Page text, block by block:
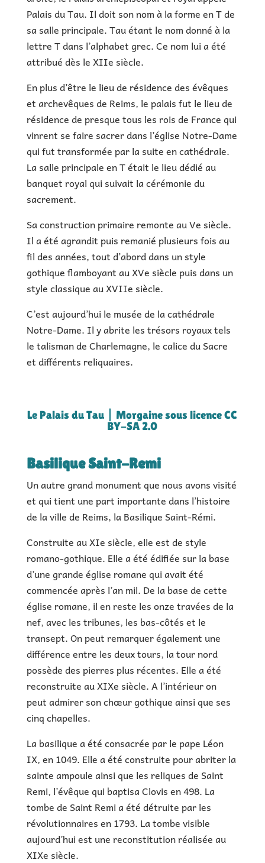
Palais du Tau. Il doit son nom à la forme en T de
sa salle principale. Tau étant le nom donné à la
lettre T dans l’alphabet grec. Ce nom lui a été
attribué dès le XIIe siècle.
En plus d’être le lieu de résidence des évêques
et archevêques de Reims, le palais fut le lieu de
résidence de presque tous les rois de France qui
vinrent se faire sacrer dans l’église Notre-Dame
qui fut transformée par la suite en cathédrale.
La salle principale en T était le lieu dédié au
banquet royal qui suivait la cérémonie du
sacrement.
Sa construction primaire remonte au Ve siècle.
Il a été agrandit puis remanié plusieurs fois au
fil des années, tout d’abord dans un style
gothique flamboyant au XVe siècle puis dans un
style classique au XVIIe siècle.
C’est aujourd’hui le musée de la cathédrale
Notre-Dame. Il y abrite les trésors royaux tels
le talisman de Charlemagne, le calice du Sacre
et différents reliquaires.
Le Palais du Tau | Morgaine sous licence CC
BY-SA 2.0
Basilique Saint-Remi
Un autre grand monument que nous avons visité
et qui tient une part importante dans l’histoire
de la ville de Reims, la Basilique Saint-Rémi.
Construite au XIe siècle, elle est de style
romano-gothique. Elle a été édifiée sur la base
d’une grande église romane qui avait été
commencée après l’an mil. De la base de cette
église romane, il en reste les onze travées de la
nef, avec les tribunes, les bas-côtés et le
transept. On peut remarquer également une
différence entre les deux tours, la tour nord
possède des pierres plus récentes. Elle a été
reconstruite au XIXe siècle. A l’intérieur on
peut admirer son chœur gothique ainsi que ses
cinq chapelles.
La basilique a été consacrée par le pape Léon
IX, en 1049. Elle a été construite pour abriter la
sainte ampoule ainsi que les reliques de Saint
Remi, l’évêque qui baptisa Clovis en 498. La
tombe de Saint Remi a été détruite par les
révolutionnaires en 1793. La tombe visible
aujourd’hui est une reconstitution réalisée au
XIXe siècle.